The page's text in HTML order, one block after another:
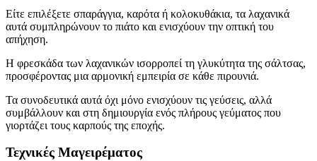
Είτε επιλέξετε σπαράγγια, καρότα ή κολοκυθάκια, τα λαχανικά
αυτά συμπληρώνουν το πιάτο και ενισχύουν την οπτική του
απήχηση.
Η φρεσκάδα των λαχανικών ισορροπεί τη γλυκύτητα της σάλτσας,
προσφέροντας μια αρμονική εμπειρία σε κάθε πιρουνιά.
Τα συνοδευτικά αυτά όχι μόνο ενισχύουν τις γεύσεις, αλλά
συμβάλλουν και στη δημιουργία ενός πλήρους γεύματος που
γιορτάζει τους καρπούς της εποχής.
Τεχνικές Μαγειρέματος